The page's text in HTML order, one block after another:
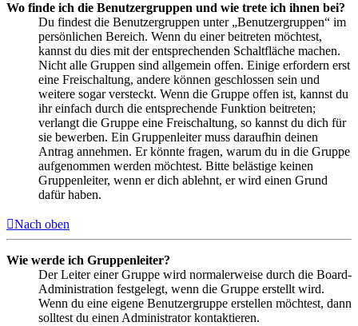
Wo finde ich die Benutzergruppen und wie trete ich ihnen bei?
Du findest die Benutzergruppen unter „Benutzergruppen“ im
persönlichen Bereich. Wenn du einer beitreten möchtest,
kannst du dies mit der entsprechenden Schaltfläche machen.
Nicht alle Gruppen sind allgemein offen. Einige erfordern erst
eine Freischaltung, andere können geschlossen sein und
weitere sogar versteckt. Wenn die Gruppe offen ist, kannst du
ihr einfach durch die entsprechende Funktion beitreten;
verlangt die Gruppe eine Freischaltung, so kannst du dich für
sie bewerben. Ein Gruppenleiter muss daraufhin deinen
Antrag annehmen. Er könnte fragen, warum du in die Gruppe
aufgenommen werden möchtest. Bitte belästige keinen
Gruppenleiter, wenn er dich ablehnt, er wird einen Grund
dafür haben.
Nach oben
Wie werde ich Gruppenleiter?
Der Leiter einer Gruppe wird normalerweise durch die Board-
Administration festgelegt, wenn die Gruppe erstellt wird.
Wenn du eine eigene Benutzergruppe erstellen möchtest, dann
solltest du einen Administrator kontaktieren.